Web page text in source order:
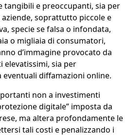
tangibili e preoccupanti, sia per
soprattutto piccole e
specie se falsa o infondata,
o migliaia di consumatori,
d’immagine provocato da
sia per
diffamazioni online.
non a investimenti
digitale” imposta da
ma altera profondamente le
tali costi e penalizzando i